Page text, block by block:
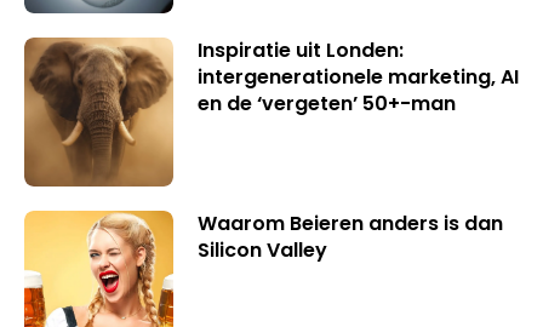
Inspiratie uit Londen:
intergenerationele marketing, AI
en de ‘vergeten’ 50+-man
Waarom Beieren anders is dan
Silicon Valley